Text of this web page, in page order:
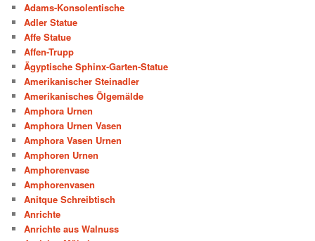
Adams-Konsolentische
Adler Statue
Affe Statue
Affen-Trupp
Ägyptische Sphinx-Garten-Statue
Amerikanischer Steinadler
Amerikanisches Ölgemälde
Amphora Urnen
Amphora Urnen Vasen
Amphora Vasen Urnen
Amphoren Urnen
Amphorenvase
Amphorenvasen
Anitque Schreibtisch
Anrichte
Anrichte aus Walnuss